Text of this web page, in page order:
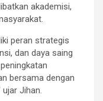
akademisi,
peran strategis
dan daya saing
bersama dengan
ujar Jihan.